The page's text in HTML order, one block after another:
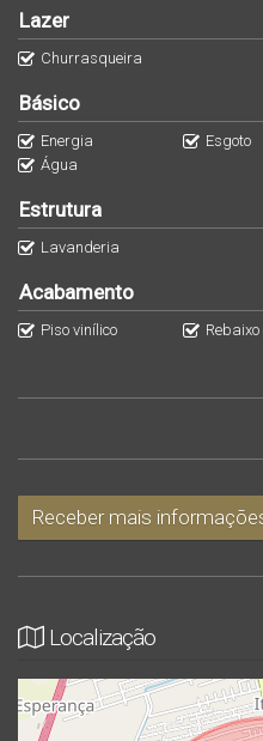
Uma excelente oportunidade
com conforto, estilo e ótima
Entre em contato para mais
Lazer
Churrasqueira
Básico
Energia Esgoto
Água
Estrutura
Lavanderia
Acabamento
Piso vinílico
Receber mais
Localização